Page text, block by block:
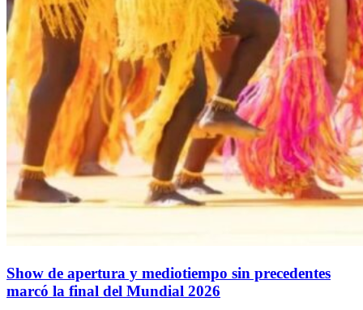
Show de apertura y mediotiempo sin precedentes
marcó la final del Mundial 2026